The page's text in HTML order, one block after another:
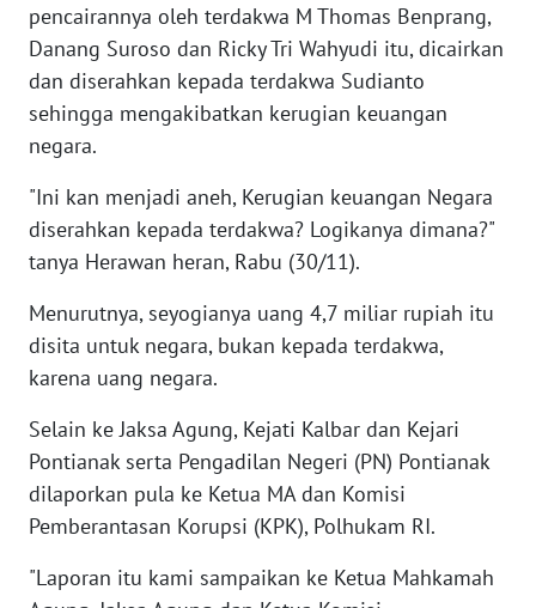
pencairannya oleh terdakwa M Thomas Benprang,
Danang Suroso dan Ricky Tri Wahyudi itu, dicairkan
dan diserahkan kepada terdakwa Sudianto
sehingga mengakibatkan kerugian keuangan
negara.
"Ini kan menjadi aneh, Kerugian keuangan Negara
diserahkan kepada terdakwa? Logikanya dimana?"
tanya Herawan heran, Rabu (30/11).
Menurutnya, seyogianya uang 4,7 miliar rupiah itu
disita untuk negara, bukan kepada terdakwa,
karena uang negara.
Selain ke Jaksa Agung, Kejati Kalbar dan Kejari
Pontianak serta Pengadilan Negeri (PN) Pontianak
dilaporkan pula ke Ketua MA dan Komisi
Pemberantasan Korupsi (KPK), Polhukam RI.
"Laporan itu kami sampaikan ke Ketua Mahkamah
WN
DANAU
TOBA
WN
LANGKAT
TAPANULI
SELATAN
TANJUNG
LESUNG
KARO